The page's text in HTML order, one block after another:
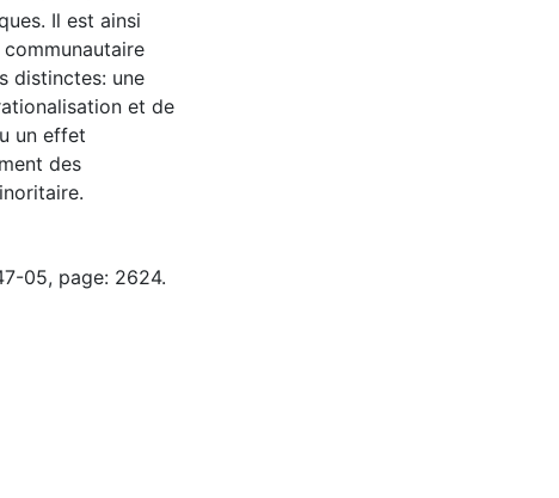
Il est ainsi
distinctes: une
et de
un effet
des
05, page: 2624.